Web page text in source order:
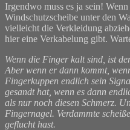
Irgendwo muss es ja sein!
Windschutzscheibe unter den
vielleicht die Verkleidung
hier eine Verkabelung gibt.
Wenn die Finger kalt sind, ist
Aber wenn er dann kommt,
Fingerkuppen endlich sein
gesandt hat, wenn es dann
als nur noch diesen Schmerz.
Fingernagel. Verdammte
geflucht hast.